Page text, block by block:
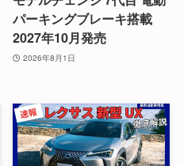
パーキングブレーキ搭載
2027年10月発売
2026年8月1日